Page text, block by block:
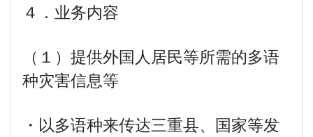
４．业务内容
（１）提供外国人居民等所需的多语
种灾害信息等
・以多语种来传达三重县、国家等发